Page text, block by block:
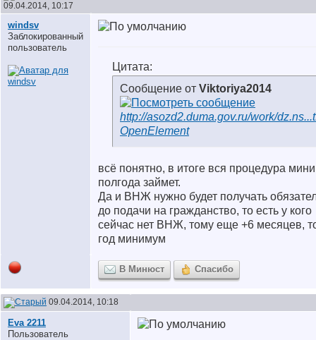
09.04.2014, 10:17
windsv
Заблокированный
пользователь
Цитата:
Сообщение от Viktoriya2014
http://asozd2.duma.gov.ru/work/
OpenElement
всё понятно, в итоге вся процедура
полгода займет.
Да и ВНЖ нужно будет получать
до подачи на гражданство, то есть у кого
сейчас нет ВНЖ, тому еще +6 месяцев,
год минимум
В Минюст Спасибо
09.04.2014, 10:18
Eva 2211
Пользователь